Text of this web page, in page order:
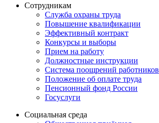
Сотрудникам
Служба охраны труда
Повышение квалификации
Эффективный контракт
Конкурсы и выборы
Прием на работу
Должностные инструкции
Система поощрений работников
Положение об оплате труда
Пенсионный фонд России
Госуслуги
Социальная среда